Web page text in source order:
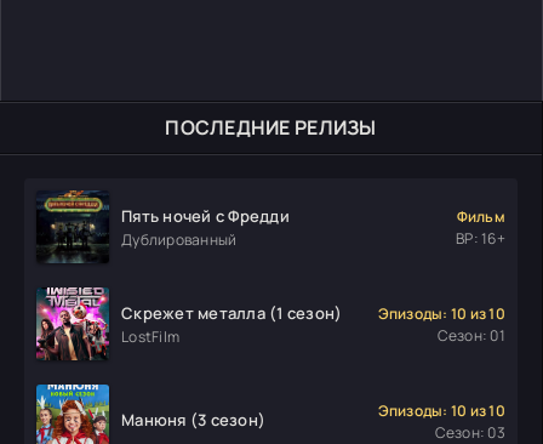
ПОСЛЕДНИЕ РЕЛИЗЫ
Пять ночей с Фредди
Дублированный
Фильм
ВР: 16+
Скрежет металла (1 сезон)
LostFilm
Эпизоды: 10 из 10
Сезон: 01
Манюня (3 сезон)
Эпизоды: 10 из 10
Сезон: 03